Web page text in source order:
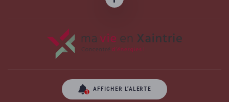
AFFICHER L’ALERTE